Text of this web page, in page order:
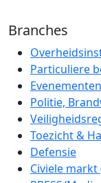
Branches
Particuliere
Politie,
Toezicht &
Defensie
Civiele